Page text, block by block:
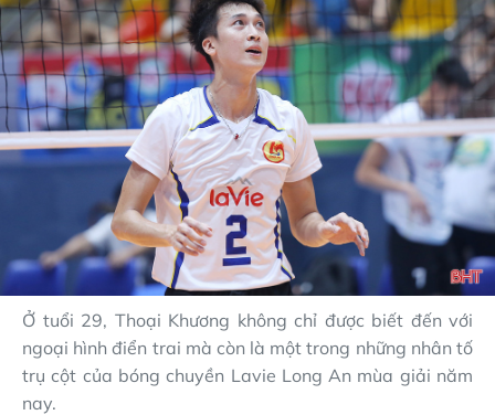
Ở tuổi 29, Thoại Khương không chỉ được biết đến với
ngoại hình điển trai mà còn là một trong những nhân tố
trụ cột của bóng chuyền Lavie Long An mùa giải năm
nay.